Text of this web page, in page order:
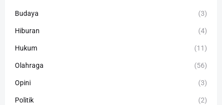
Budaya (3)
Hiburan (4)
Hukum (11)
Olahraga (56)
Opini (3)
Politik (2)